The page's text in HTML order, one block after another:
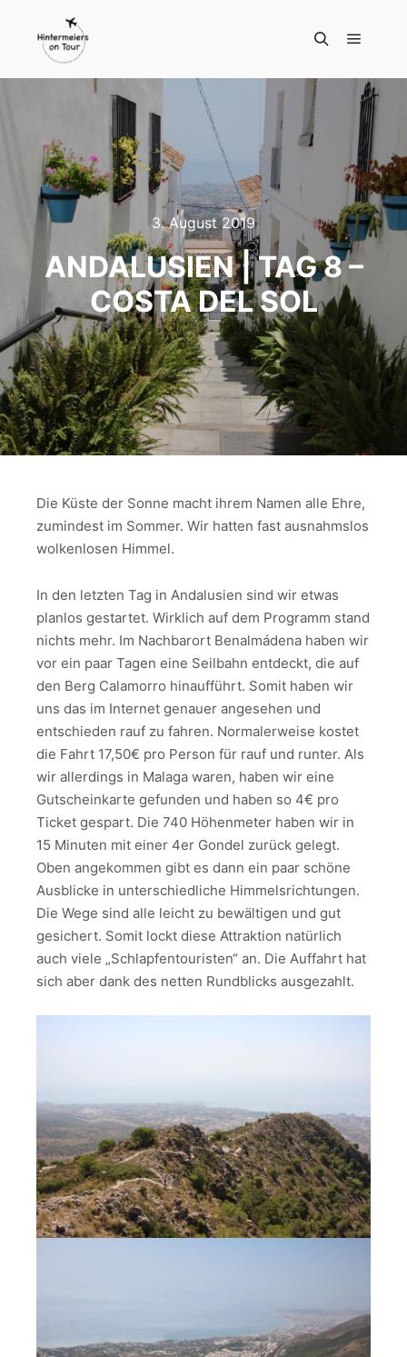
3. August 2019
ANDALUSIEN | TAG 8 –
COSTA DEL SOL
Die Küste der Sonne macht ihrem Namen alle Ehre,
zumindest im Sommer. Wir hatten fast ausnahmslos
wolkenlosen Himmel.
In den letzten Tag in Andalusien sind wir etwas
planlos gestartet. Wirklich auf dem Programm stand
nichts mehr. Im Nachbarort Benalmádena haben wir
vor ein paar Tagen eine Seilbahn entdeckt, die auf
den Berg Calamorro hinaufführt. Somit haben wir
uns das im Internet genauer angesehen und
entschieden rauf zu fahren. Normalerweise kostet
die Fahrt 17,50€ pro Person für rauf und runter. Als
wir allerdings in Malaga waren, haben wir eine
Gutscheinkarte gefunden und haben so 4€ pro
Ticket gespart. Die 740 Höhenmeter haben wir in
15 Minuten mit einer 4er Gondel zurück gelegt.
Oben angekommen gibt es dann ein paar schöne
Ausblicke in unterschiedliche Himmelsrichtungen.
Die Wege sind alle leicht zu bewältigen und gut
gesichert. Somit lockt diese Attraktion natürlich
auch viele „Schlapfentouristen“ an. Die Auffahrt hat
sich aber dank des netten Rundblicks ausgezahlt.